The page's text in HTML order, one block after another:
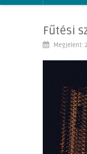
Fűtési
Megjelent: